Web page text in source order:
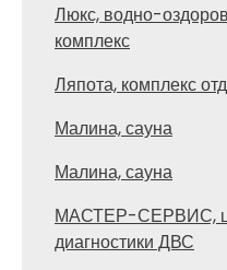
Люкс, водно-
комплекс
Ляпота, комплекс
Малина, сауна
Малина, сауна
МАСТЕР-СЕРВИС,
диагностики ДВС